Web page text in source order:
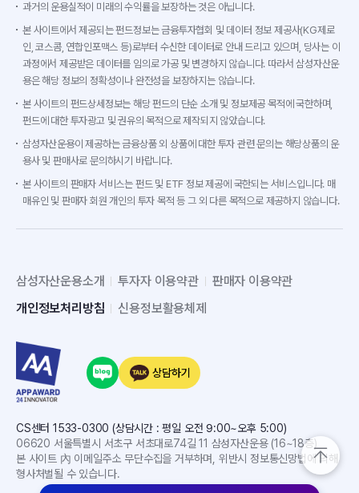
과거의 운용실적이 미래의 수익률을 보장하는 것은 아닙니다.
본 사이트에서 제공되는 펀드정보는 금융투자협회 및 데이터 정보 제공사(KG제로
인, 코스콤, 연합인포맥스 등)로부터 수신한 데이터로 안내 드리고 있으며, 당사는 이
과정에서 제공받은 데이터를 임의로 가공 및 변경하지 않습니다. 따라서 삼성자산운
용은 해당 정보의 정확성이나 완전성을 보장하지는 않습니다.
본 사이트의 펀드상세정보는 해당 펀드의 단순 소개 및 정보제공 목적에 국한하며,
펀드에 대한 투자광고 및 권유의 목적으로 제작되지 않았습니다.
삼성자산운용이 제공하는 금융상품 외 상품에 대한 투자 관련 문의는 해당상품의 운
용사 및 판매사로 문의하시기 바랍니다.
본 사이트의 판매자 서비스는 펀드 및 ETF 정보 제공에 국한되는 서비스입니다. 매
매유인 및 판매자 회원 개인의 투자 목적 등 그 외 다른 목적으로 제공하지 않습니다.
삼성자산운용소개 투자자 이용약관
판매자 이용약관
개인정보처리방침
신용정보활용체제
상담하기
CS센터 1533-0300 (상담시간 : 평일 오전 9:00~오후 5:00)
06620 서울특별시 서초구 서초대로74길 11 삼성자산운용 (16~18층)
본 사이트 內 이메일주소 무단수집을 거부하며, 위반시 정보통신망법에 의해
형사처벌될 수 있습니다.